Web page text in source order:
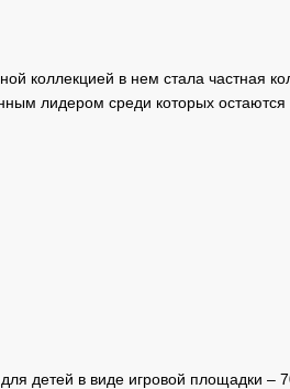
коллекцией в нем стала частная
лидером среди которых
детей в виде игровой площадки